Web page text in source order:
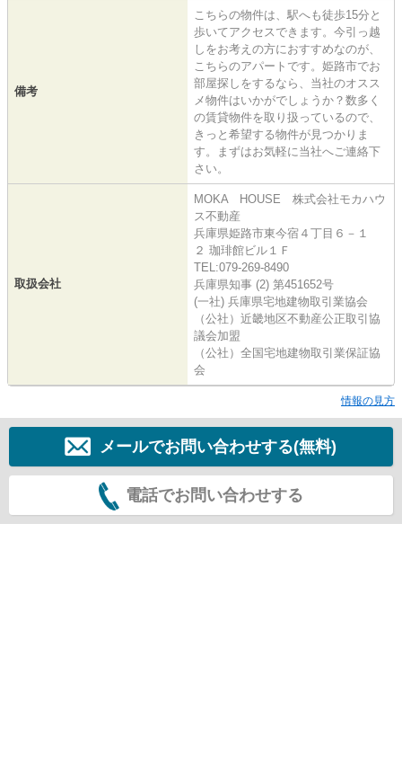
備考
こちらの物件は、駅へも徒歩15分と
歩いてアクセスできます。今引っ越
しをお考えの方におすすめなのが、
こちらのアパートです。姫路市でお
部屋探しをするなら、当社のオスス
メ物件はいかがでしょうか？数多く
の賃貸物件を取り扱っているので、
きっと希望する物件が見つかりま
す。まずはお気軽に当社へご連絡下
さい。
取扱会社
MOKA HOUSE 株式会社モカハウ
ス不動産
兵庫県姫路市東今宿４丁目６－１
２ 珈琲館ビル１Ｆ
TEL:079-269-8490
兵庫県知事 (2) 第451652号
(一社) 兵庫県宅地建物取引業協会
（公社）近畿地区不動産公正取引協
議会加盟
（公社）全国宅地建物取引業保証協
会
情報の見方
メールでお問い合わせする(無料)
電話でお問い合わせする